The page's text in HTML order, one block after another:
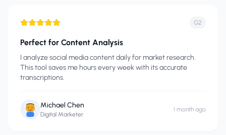
G2
Perfect for Content Analysis
I analyze social media content daily for market research.
This tool saves me hours every week with its accurate
transcriptions.
Michael Chen
Digital Marketer
1 month ago